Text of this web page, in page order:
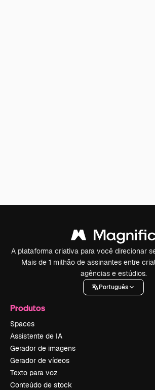
A plataforma criativa para você direcionar
Mais de 1 milhão de assinantes entre
agências e estúdios.
Português
Produtos
Spaces
Assistente de IA
Gerador de imagens
Gerador de vídeos
Texto para voz
Conteúdo de stock